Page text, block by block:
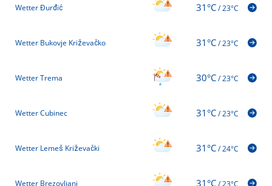
Wetter Ðurđić 31°C/23°C
Wetter Bukovje Križevačko 31°C/23°C
Wetter Trema 30°C/23°C
Wetter Cubinec 31°C/23°C
Wetter Lemeš Križevački 31°C/24°C
Wetter Brezovljani 31°C/23°C